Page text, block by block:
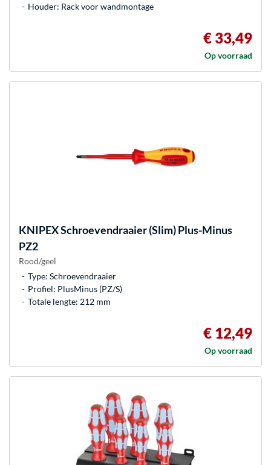
Houder: Rack voor wandmontage
€ 33,49
Op voorraad
KNIPEXSchroevendraaier (Slim) Plus-Minus
PZ2
Rood/geel
Type: Schroevendraaier
Profiel: PlusMinus (PZ/S)
Totale lengte: 212 mm
€ 12,49
Op voorraad